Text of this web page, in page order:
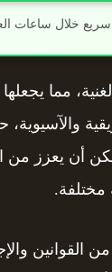
سريع خلال ساعات
مما
أن يعزز من